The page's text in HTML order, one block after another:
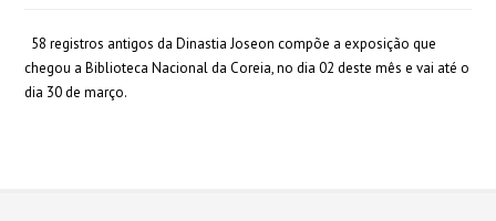
58 registros antigos da Dinastia Joseon compõe a exposição que
chegou a Biblioteca Nacional da Coreia, no dia 02 deste mês e vai até o
dia 30 de março.